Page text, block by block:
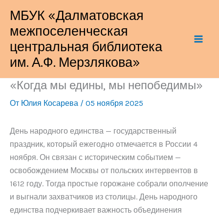
содержимому
МБУК «Далматовская
межпоселенческая
центральная библиотека
им. А.Ф. Мерзлякова»
«Когда мы едины, мы непобедимы»
От Юлия Косарева / 05 ноября 2025
День народного единства — государственный
праздник, который ежегодно отмечается в России 4
ноября. Он связан с историческим событием —
освобождением Москвы от польских интервентов в
1612 году. Тогда простые горожане собрали ополчение
и выгнали захватчиков из столицы. День народного
единства подчеркивает важность объединения